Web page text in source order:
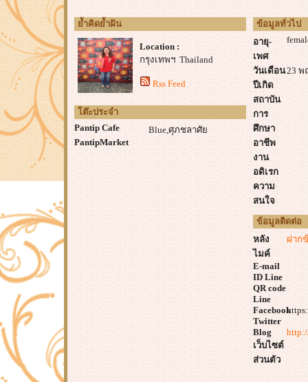
ย้ำคิดย้ำฝัน
Location :
กรุงเทพฯ Thailand
Rss Feed
โต๊ะประจำ
Pantip Cafe
Blue,ศุภชลาศัย
PantipMarket
ข้อมูลทั่วไป
อายุ-
เพศ
วันเดือน
ปีเกิด
23 พ
สถาบัน
การ
ศึกษา
อาชีพ
งาน
อดิเรก
ความ
สนใจ
ข้อมูลติดต่อ
หลัง
ไมค์
ฝาก
E-mail
ID Line
QR code
Line
Facebook
Twitter
Blog
เว็บไซต์
ส่วนตัว